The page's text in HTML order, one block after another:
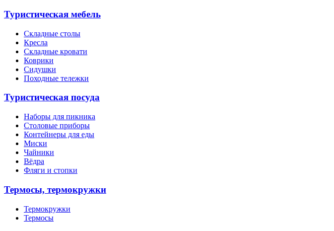
Туристическая мебель
Складные столы
Кресла
Складные кровати
Коврики
Сидушки
Походные тележки
Туристическая посуда
Наборы для пикника
Столовые приборы
Контейнеры для еды
Миски
Чайники
Вёдра
Фляги и стопки
Термосы, термокружки
Термокружки
Термосы